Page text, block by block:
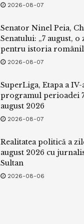
2026-08-07
Senator Ninel Peia,
Senatului: „7 august, o
pentru istoria
2026-08-07
SuperLiga, Etapa a IV-
programul perioadei
august 2026
2026-08-07
Realitatea politică a
august 2026 cu
Sultan
2026-08-06